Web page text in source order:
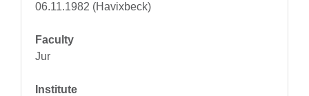
06.11.1982 (Havixbeck)
Faculty
Jur
Institute